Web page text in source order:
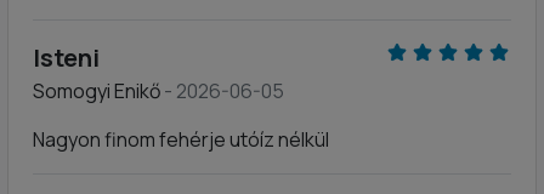
Isteni
Somogyi Enikő- 2026-06-05
Nagyon finom fehérje utóíz nélkül